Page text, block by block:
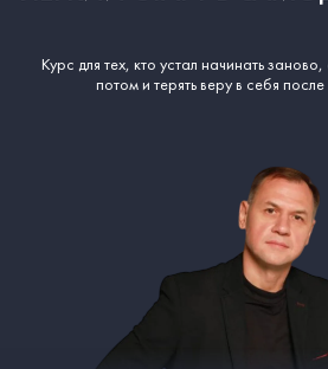
Курс для тех, кто устал начинать
потом и терять веру в себя